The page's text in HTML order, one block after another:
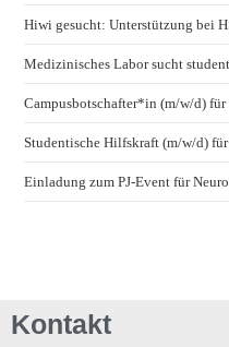
Hiwi gesucht: Unterstützung bei
Medizinisches Labor sucht
Campusbotschafter*in (m/w/d)
Studentische Hilfskraft (m/w/d)
Einladung zum PJ-Event für
Kontakt